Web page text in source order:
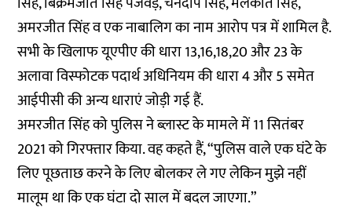
अमरजीत सिंह व एक नाबालिग का नाम आरोप पत्र में शामिल है.
सभी के खिलाफ यूएपीए की धारा 13,16,18,20 और 23 के
अलावा विस्फोटक पदार्थ अधिनियम की धारा 4 और 5 समेत
आईपीसी की अन्य धाराएं जोड़ी गई हैं.
अमरजीत सिंह को पुलिस ने ब्लास्ट के मामले में 11 सितंबर
2021 को गिरफ्तार किया. वह कहते हैं, “पुलिस वाले एक घंटे के
लिए पूछताछ करने के लिए बोलकर ले गए लेकिन मुझे नहीं
मालूम था कि एक घंटा दो साल में बदल जाएगा.”